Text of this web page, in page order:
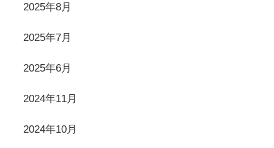
2025年8月
2025年7月
2025年6月
2024年11月
2024年10月